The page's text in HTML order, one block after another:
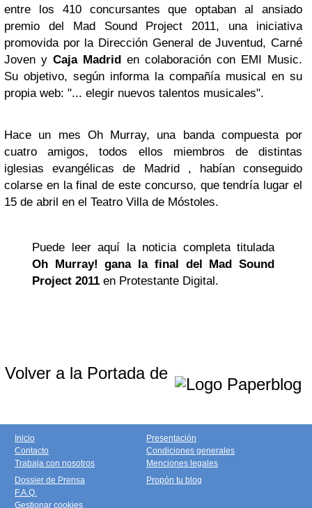
entre los 410 concursantes que optaban al ansiado
premio del Mad Sound Project 2011, una iniciativa
promovida por la Dirección General de Juventud, Carné
Joven y Caja Madrid en colaboración con EMI Music.
Su objetivo, según informa la compañía musical en su
propia web: "... elegir nuevos talentos musicales".
Hace un mes Oh Murray, una banda compuesta por
cuatro amigos, todos ellos miembros de distintas
iglesias evangélicas de Madrid , habían conseguido
colarse en la final de este concurso, que tendría lugar el
15 de abril en el Teatro Villa de Móstoles.
Puede leer aquí la noticia completa titulada
Oh Murray! gana la final del Mad Sound
Project 2011 en Protestante Digital.
Volver a la Portada de
Inicio
Contacto
Trabaja con nosotros
Presentación
Condiciones generales
Menciones legales
Dossier de Prensa
F.A.Q.
Gestionar cookies
Propón tu blog